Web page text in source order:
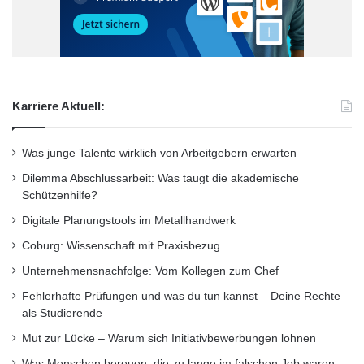
werden können.
Ethik, Eigenverantwortung und
Bildungskompetenz
Am Ende stellt sich nicht nur eine rechtliche,
sondern vor allem eineethische Frage: Ist es
fair, sich durch eine KI einen Vorteil zu
verschaffen – gegenüber Kommilitonen, die
ehrlich arbeiten, aber mehr Zeit brauchen?
Und: Was bedeutet Lernen überhaupt noch,
wenn ein Tool die kognitive Leistung
übernimmt?
Studierende stehen in der Pflicht, ihr Wissen
Karriere Aktuell:
Was junge Talente wirklich von Arbeitgebern erwarten
Dilemma Abschlussarbeit: Was taugt die akademische
Schützenhilfe?
Digitale Planungstools im Metallhandwerk
Coburg: Wissenschaft mit Praxisbezug
Unternehmensnachfolge: Vom Kollegen zum Chef
Fehlerhafte Prüfungen und was du tun kannst – Deine Rechte
als Studierende
Mut zur Lücke – Warum sich Initiativbewerbungen lohnen